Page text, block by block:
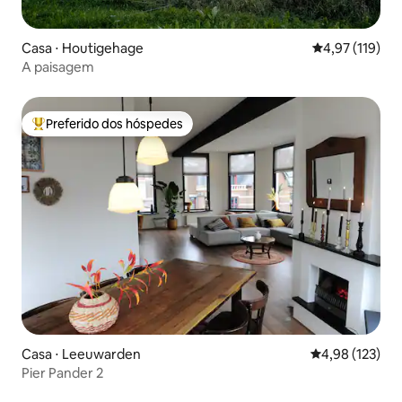
Casa ⋅ Houtigehage 4,97 de uma
4,97 (119)
A paisagem
Entre os melhores preferidos dos hóspedes
Preferido dos hóspedes
Casa ⋅ Leeuwarden 4,98 de uma
4,98 (123)
Pier Pander 2